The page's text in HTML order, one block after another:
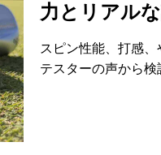
力とリアル
スピン性能、打感
テスターの声から検